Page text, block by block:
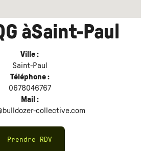
àSaint-Paul
Ville :
Saint-Paul
Téléphone :
0678046767
Mail :
collective.com
Prendre RDV